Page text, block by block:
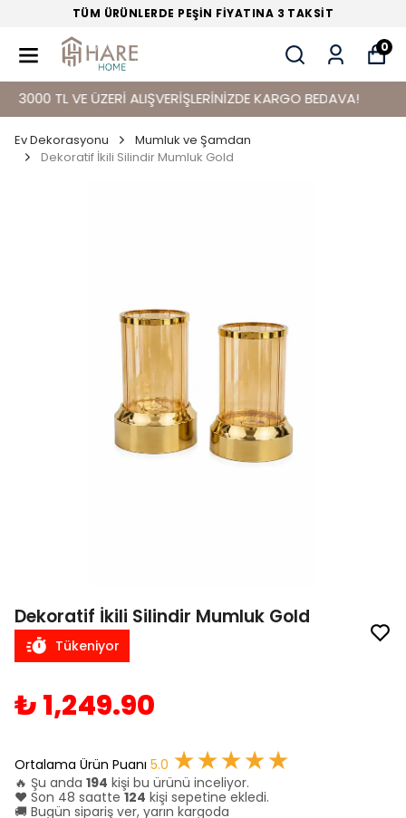
TÜM ÜRÜNLERDE PEŞİN FİYATINA 3 TAKSİT
0
TL VE ÜZERİ ALIŞVERİŞLERİNİZDE KARGO BEDAVA!
Ev Dekorasyonu
Mumluk ve Şamdan
Dekoratif İkili Silindir Mumluk Gold
Dekoratif İkili Silindir Mumluk Gold
Tükeniyor
₺ 1,249.90
Ortalama Ürün Puanı 5.0 ★★★★★
🔥 Şu anda 194 kişi bu ürünü inceliyor.
❤️ Son 48 saatte124 kişi sepetine ekledi.
🚚 Bugün sipariş ver, yarın kargoda